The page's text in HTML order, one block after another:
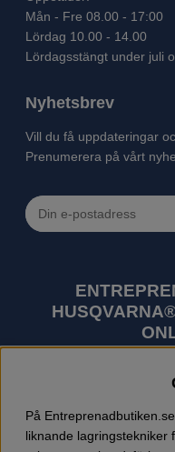
Mån - Fre 08.00 - 17:00
Lördag 10.00 - 14.00
Lördagsstängt under juli
Nyhetsbrev
Vill du få uppdateringar
Prenumerera på vårt
trädgårdsmaskiner. I
motorsågar, röjsågar,
På
liknande lagringstekniker